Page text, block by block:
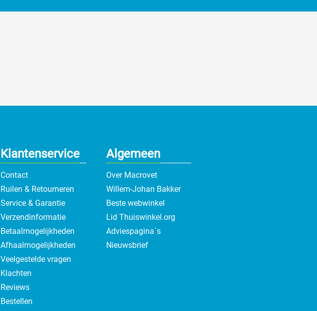
Klantenservice
Contact
Ruilen & Retourneren
Service & Garantie
Verzendinformatie
Betaalmogelijkheden
Afhaalmogelijkheden
Veelgestelde vragen
Klachten
Reviews
Bestellen
Algemeen
Over Macrovet
Willem-Johan Bakker
Beste webwinkel
Lid Thuiswinkel.org
Adviespagina`s
Nieuwsbrief